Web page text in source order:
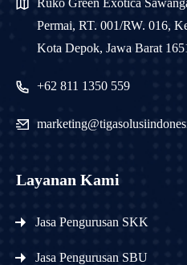
Ruko Green Exotica
Permai, RT. 001/RW. 016,
Kota Depok, Jawa Barat
+62 811 1350 559
Layanan Kami
Jasa Pengurusan SKK
Jasa Pengurusan SBU